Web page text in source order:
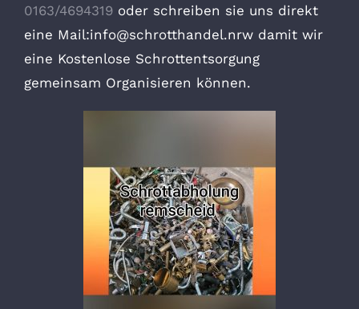
0163/4694319oder schreiben sie uns direkt
eine Mail:info@schrotthandel.nrw damit wir
eine Kostenlose Schrottentsorgung
gemeinsam Organisieren können.